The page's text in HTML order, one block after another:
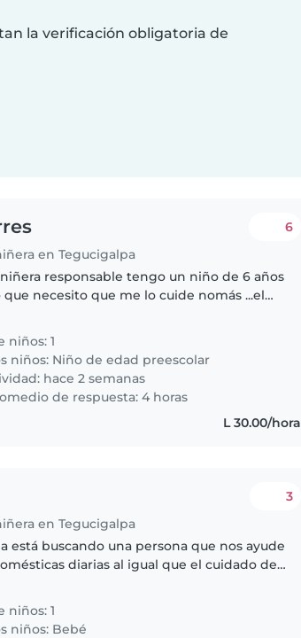
la verificación obligatoria de
en Tegucigalpa
6
responsable tengo un niño de 6 años
que necesito que me lo cuide nomás ...el
niños: 1
niños: Niño de edad preescolar
hace 2 semanas
de respuesta: 4 horas
L 30.00/hora
en Tegucigalpa
3
está buscando una persona que nos ayude
diarias al igual que el cuidado de
niños: 1
niños: Bebé